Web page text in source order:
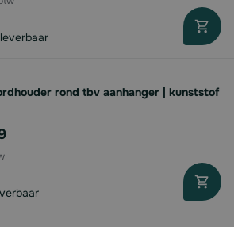
rond tbv aanhanger | kunststof